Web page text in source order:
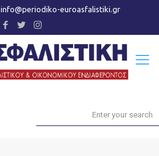
info@periodiko-euroasfalistiki.gr